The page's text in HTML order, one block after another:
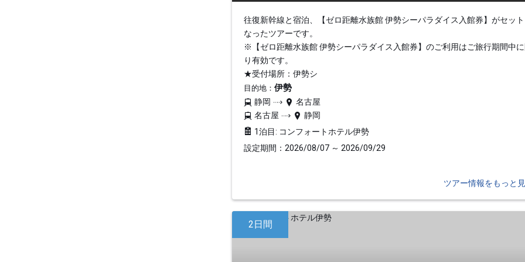
往復新幹線と宿泊、【ゼロ距離水族館 伊勢シーパラダイス入館券】がセッ
なったツアーです。
※【ゼロ距離水族館 伊勢シーパラダイス入館券】のご利用はご旅行期間中
り有効です。
★受付場所：伊勢シ
目的地： 伊勢
静岡
名古屋
名古屋
静岡
1泊目: コンフォートホテル伊勢
設定期間：2026/08/07 ～ 2026/09/29
ツアー情報をもっと
2日間